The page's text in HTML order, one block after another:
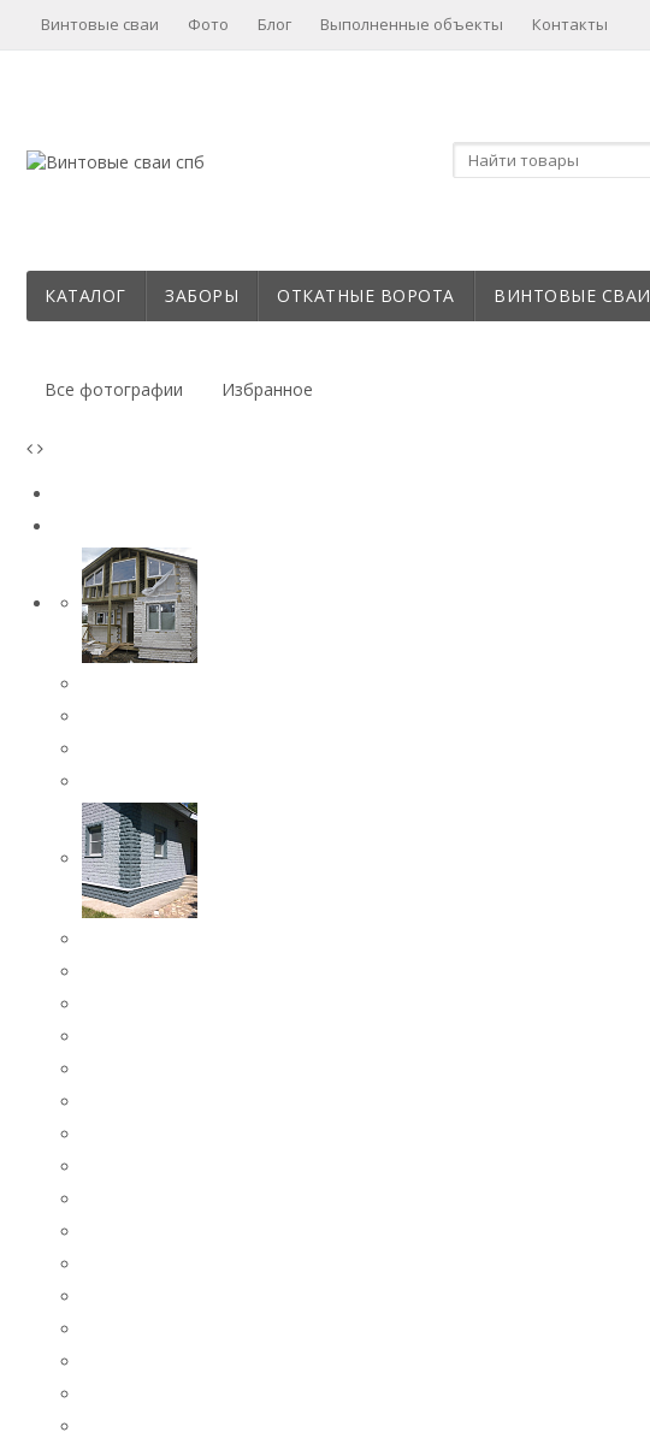
Винтовые сваи Фото Блог Выполненные объекты Контакты
КАТАЛОГ ЗАБОРЫ ОТКАТНЫЕ ВОРОТА ВИНТОВЫЕ СВАИ
Все фотографии Избранное